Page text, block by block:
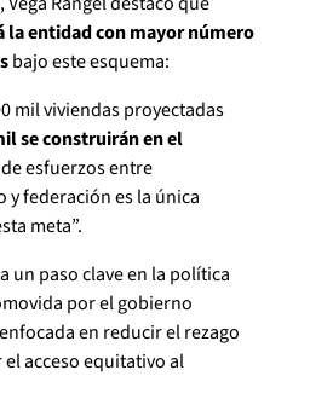
la entidad con mayor número
bajo este esquema:
mil viviendas proyectadas
se construirán en el
esfuerzos entre
y federación es la única
meta”.
un paso clave en la política
por el gobierno
en reducir el rezago
acceso equitativo al